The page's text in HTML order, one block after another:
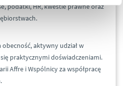
podatki, HR, kwestie prawne oraz
aktywny udział w
praktycznymi doświadczeniami.
Affre i Wspólnicy za współpracę